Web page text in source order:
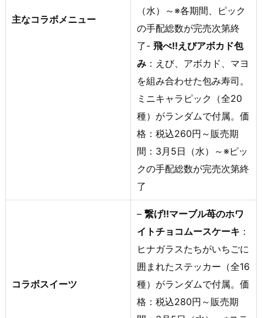
主なコラボメニュー
（水）～※各期間、ピック
の手配総数が完売次第終
了- 飛べ!!えびアボカド包
み ：えび、アボカド、マヨ
を組み合わせた包み寿司。
ミニキャラピック（全20
種）がランダムで付属。価
格：税込260円～販売期
間：3月5日（水）～※ピッ
クの手配総数が完売次第終
了
コラボスイーツ
– 繋げ!!マーブル苺のホワ
イトチョコムースケーキ ：
ヒナガラスたちがいちごに
囲まれたステッカー（全16
種）がランダムで付属。価
格：税込280円～販売期